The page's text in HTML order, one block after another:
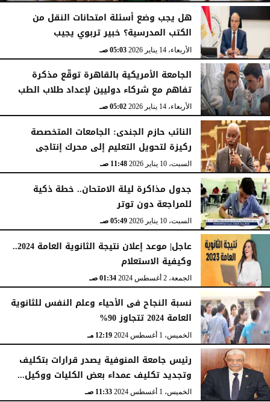
الأربعاء، 14 يناير 2026 05:04 صـ
هل يجب وضع أسئلة امتحانات النقل من
الكتب المدرسية؟ خبير تربوي يجيب
الأربعاء، 14 يناير 2026 05:03 صـ
الجامعة الأمريكية بالقاهرة توقّع مذكرة
تفاهم مع شركاء دوليين لإعداد طلاب الطب
الأربعاء، 14 يناير 2026 05:02 صـ
النائب حازم الجندى: الجامعات المتخصصة
ركيزة لتحويل التعليم إلى محرك إنتاجى
السبت، 10 يناير 2026 11:48 صـ
جدول مذاكرة ليلة الامتحان.. خطة ذكية
للمراجعة دون توتر
السبت، 10 يناير 2026 05:49 صـ
عاجل| موعد إعلان نتيجة الثانوية العامة 2024..
وكيفية الاستعلام
الجمعة، 2 أغسطس 2024 01:34 صـ
نسبة النجاح فى الأحياء وعلم النفس للثانوية
العامة 2024 تتجاوز 90%
الخميس، 1 أغسطس 2024 12:19 مـ
رئيس جامعة المنوفية يصدر قرارات بتكليف
وتجديد تكليف عمداء بعض الكليات ووكيل...
الخميس، 1 أغسطس 2024 11:33 صـ